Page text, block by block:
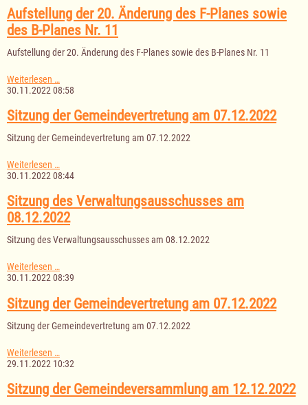
Erhebung
einer
Zweitwohnungssteuer
Aufstellung der 20. Änderung des F-Planes sowie
des B-Planes Nr. 11
Aufstellung der 20. Änderung des F-Planes sowie des B-Planes Nr. 11
Weiterlesen …
der
Änderung
des
F-
Planes
des
B-
Nr.
11
30.11.2022 08:58
Sitzung der Gemeindevertretung am 07.12.2022
Sitzung der Gemeindevertretung am 07.12.2022
Weiterlesen …
der
am
07.12.2022
30.11.2022 08:44
Sitzung des Verwaltungsausschusses am
08.12.2022
Sitzung des Verwaltungsausschusses am 08.12.2022
Weiterlesen …Sitzung
des
am
08.12.2022
30.11.2022 08:39
Sitzung der Gemeindevertretung am 07.12.2022
Sitzung der Gemeindevertretung am 07.12.2022
Weiterlesen …
der
am
07.12.2022
29.11.2022 10:32
Sitzung der Gemeindeversammlung am 12.12.2022